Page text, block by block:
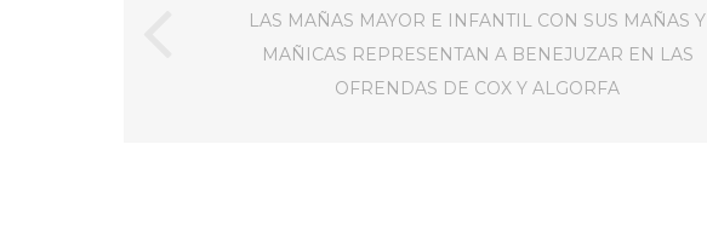
LAS MAÑAS MAYOR E INFANTIL CON SUS MAÑAS Y
MAÑICAS REPRESENTAN A BENEJUZAR EN LAS
OFRENDAS DE COX Y ALGORFA